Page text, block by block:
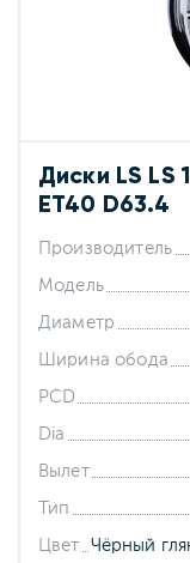
Диски LS LS
ET40 D63.4
Производитель
Модель
Диаметр
Ширина обода
PCD
Dia
Вылет
Тип
Цвет Чёрный